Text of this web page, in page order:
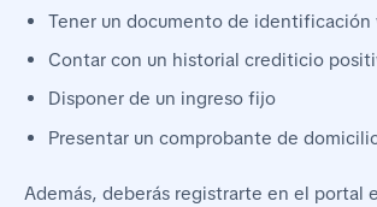
Tener un documento de identificación
Contar con un historial crediticio
Disponer de un ingreso fijo
Presentar un comprobante de
Además, deberás registrarte en el portal